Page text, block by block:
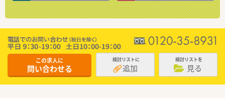
この求人に
問い合わせる
検討リストに
追加
検討リストを
見る